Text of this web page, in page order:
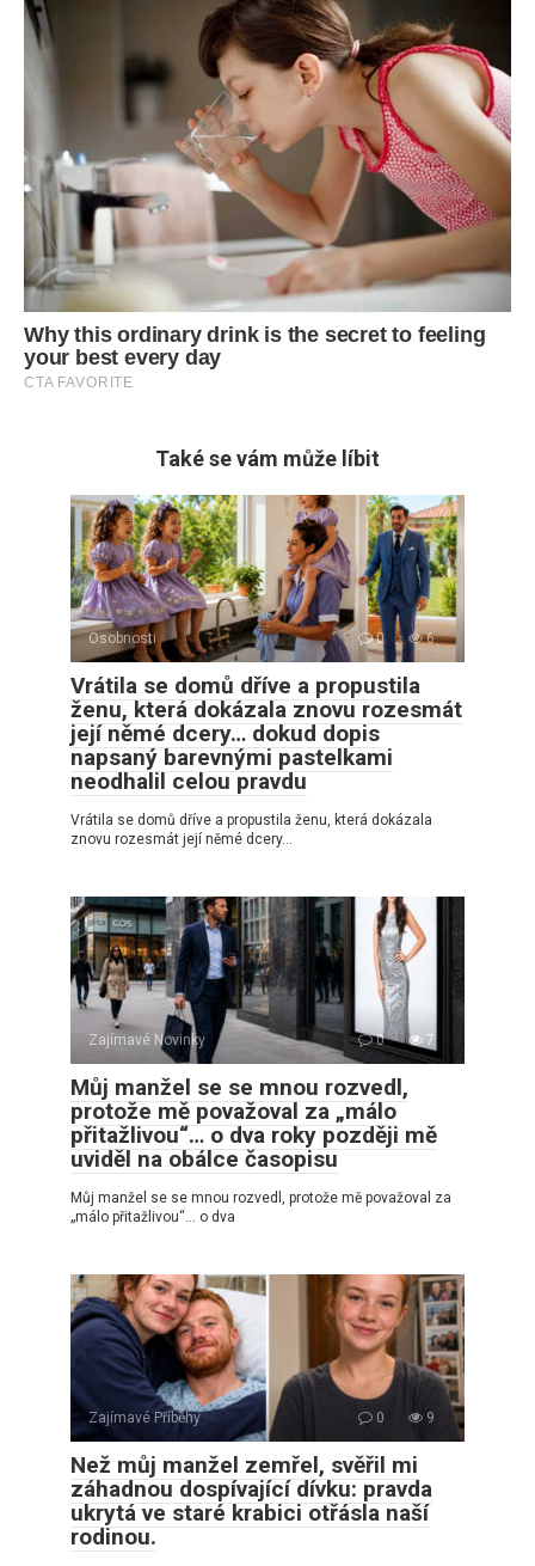
Také se vám může líbit
Osobnosti 0 6
Vrátila se domů dříve a propustila
ženu, která dokázala znovu rozesmát
její němé dcery… dokud dopis
napsaný barevnými pastelkami
neodhalil celou pravdu
Vrátila se domů dříve a propustila ženu, která dokázala
znovu rozesmát její němé dcery…
Zajímavé Novinky 0 7
Můj manžel se se mnou rozvedl,
protože mě považoval za „málo
přitažlivou“… o dva roky později mě
uviděl na obálce časopisu
Můj manžel se se mnou rozvedl, protože mě považoval za
„málo přitažlivou“… o dva
Zajímavé Příběhy 0 9
Než můj manžel zemřel, svěřil mi
záhadnou dospívající dívku: pravda
ukrytá ve staré krabici otřásla naší
rodinou.